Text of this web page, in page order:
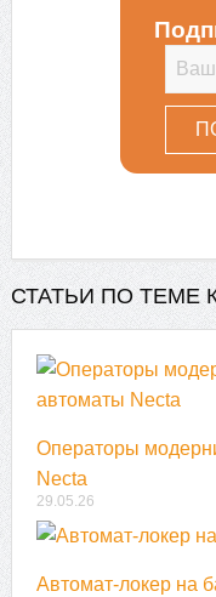
СТАТЬИ ПО ТЕМЕ
Операторы
Necta
29.05.26
Автомат-локер на